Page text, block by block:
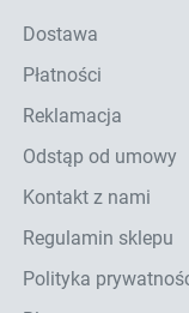
Dostawa
Płatności
Reklamacja
Odstąp od umowy
Kontakt z nami
Regulamin sklepu
Polityka